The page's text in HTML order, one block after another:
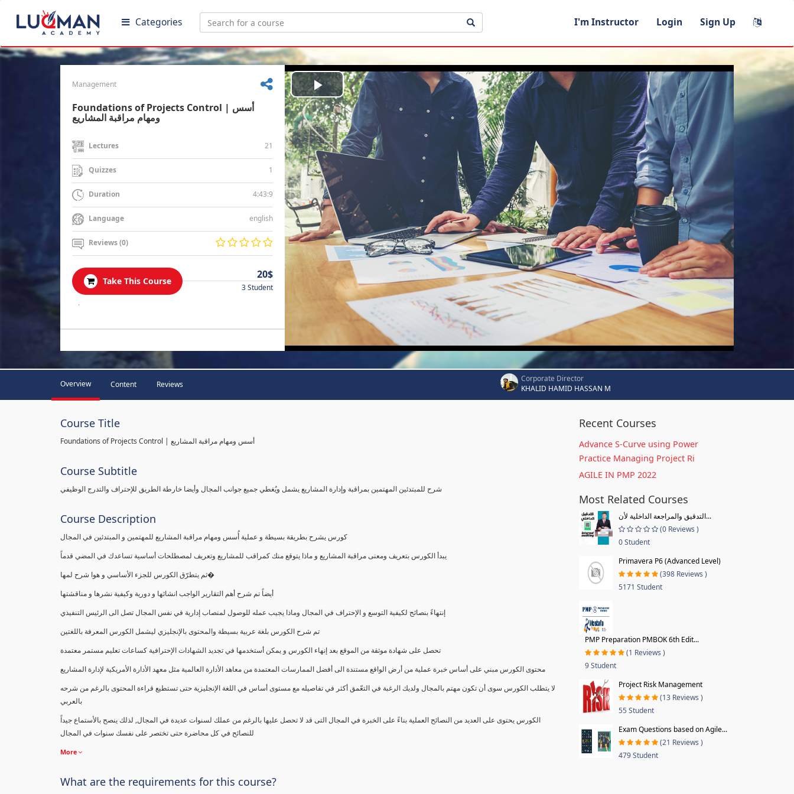
Categories I'm Instructor Login Sign Up
Management
Foundations of Projects Control | أسس
ومهام مراقبة المشاريع
Lectures 21
Quizzes 1
Duration 4:43:9
Language english
Reviews (0)
Take This Course
20$
3 Student
.
Play
Video
Overview Content Reviews
Corporate Director
KHALID HAMID HASSAN M
Course Title
Foundations of Projects Control | أسس ومهام مراقبة المشاريع
Course Subtitle
شرح للمبتدئين المهتمين بمراقبة وإدارة المشاريع يشمل ويُغطي جميع جوانب المجال وأيضا خارطة الطريق للإحتراف والتدرج الوظيفي
Course Description
كورس يشرح بطريقة بسيطة و عملية أُسس ومهام مراقبة المشاريع للمهتمين و المبتدئين في المجال
يبدأ الكورس بتعريف ومعنى مراقبة المشاريع و ماذا يتوقع منك كمراقب للمشاريع وتعريف لمصطلحات أساسية تساعدك في المضي قدماً
ثم يتطرّق الكورس للجزء الأساسي و هوا شرح لمها�
أيضاً تم شرح أهم التقارير الواجب انشائها و دورية وكيفية نشرها و مناقشتها
إنتهاءً بنصائح لكيفية التوسع و الإحتراف في المجال وماذا يجيب عمله للوصول لمنصاب إدارية في نفس المجال تصل الى الرئيس التنفيذي
تم شرح الكورس بلغة عربية بسيطة والمحتوى بالإنجليزي ليشمل الكورس المعرفة باللغتين
تحصل على شهادة موثقة من الموقع بعد إنهاء الكورس و يمكن أستخدمها في تجديد الشهادات الإحترافية كساعات تعليم مستمر معتمدة
محتوى الكورس مبني على أساس خبرة عملية من أرض الواقع مستندة الى أفضل الممارسات المعتمدة من معاهد الأدارة العالمية مثل معهد الأدارة الأمريكية لإدارة المشاريع
لا يتطلب الكورس سوى أن تكون مهتم بالمجال ولديك الرغبة في التعّمق أكثر في تفاصيله مع مستوى أساس في اللغة الإنجليزية حتى تستطيع قراءة المحتوى بالرغم من شرحه
بالعربي
الكورس يحتوى على العديد من النصائح العملية بناءً على الخبرة في المجال التى قد لا تحصل عليها بالرغم من عملك لسنوات عديدة في المجال, لذلك ينصح بالأستماع جيداً
للنصائح في كل محاضرة حتى تختصر على نفسك سنوات في المجال
More
What are the requirements for this course?
Recent Courses
Advance S-Curve using Power
Practice Managing Project Ri
AGILE IN PMP 2022
Most Related Courses
التدقيق والمراجعة الداخلية لأن...
(0 Reviews )
0 Student
Primavera P6 (Advanced Level)
(398 Reviews )
5171 Student
PMP Preparation PMBOK 6th Edit...
(1 Reviews )
9 Student
Project Risk Management
(13 Reviews )
55 Student
Exam Questions based on Agile...
(21 Reviews )
479 Student